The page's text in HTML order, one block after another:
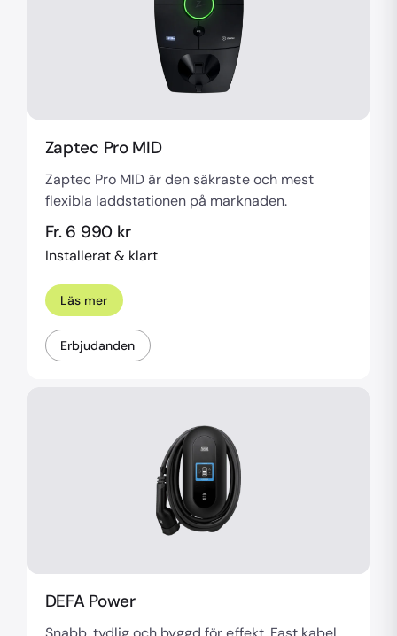
Zaptec Pro MID
Zaptec Pro MID är den säkraste och mest
flexibla laddstationen på marknaden.
Fr. 6 990 kr
Installerat & klart
Läs mer
Erbjudanden
DEFA Power